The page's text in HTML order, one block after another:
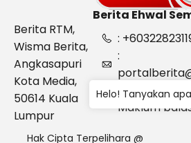
Berita Ehwal
Berita RTM,
Wisma Berita,
Angkasapuri
Kota Media,
50614 Kuala
Lumpur
:
:
: Aduan &
Maklum
Hak Cipta Terpelihara @
Helo! Tanyakan